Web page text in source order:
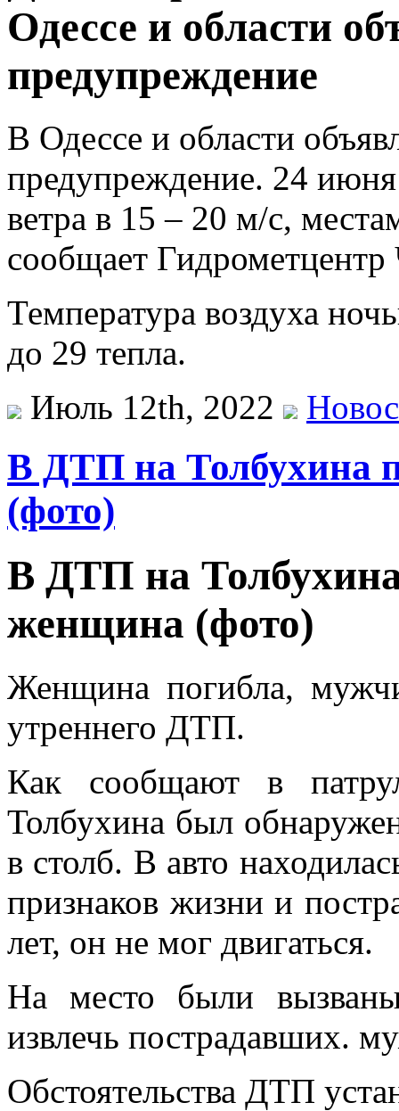
Одессе и области
предупреждение
В Одессе и области
предупреждение. 24
ветра в 15 – 20 м/с,
сообщает
Температура воздуха
до 29 тепла.
Июль 12th, 2022
В ДТП на Толбухина
(фото)
В ДТП на
женщина (фото)
Женщина погибла,
утреннего ДТП.
Как сообщают в
Толбухина был
в столб. В авто
признаков жизни и
лет, он не мог двигаться.
На место были
извлечь пострадавших.
Обстоятельства ДТП